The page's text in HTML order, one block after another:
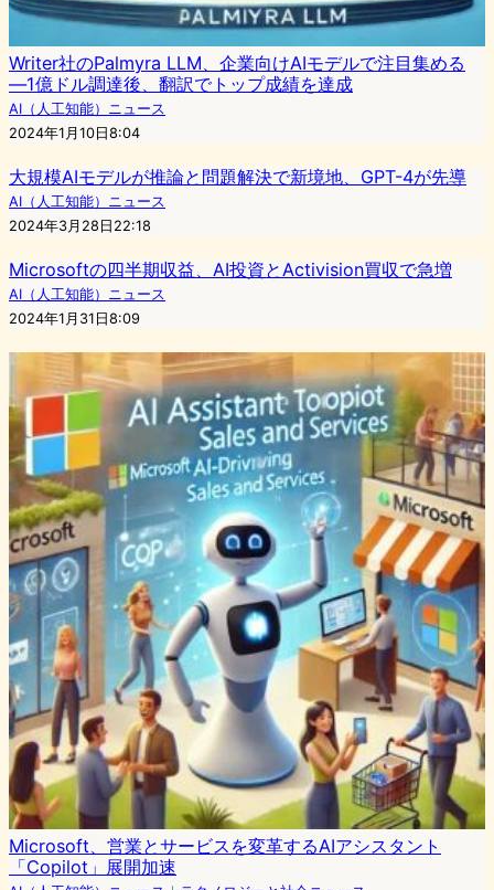
Writer社のPalmyra LLM、企業向けAIモデルで注目集める
―1億ドル調達後、翻訳でトップ成績を達成
AI（人工知能）ニュース
2024年1月10日8:04
大規模AIモデルが推論と問題解決で新境地、GPT-4が先導
AI（人工知能）ニュース
2024年3月28日22:18
Microsoftの四半期収益、AI投資とActivision買収で急増
AI（人工知能）ニュース
2024年1月31日8:09
Microsoft、営業とサービスを変革するAIアシスタント
「Copilot」展開加速